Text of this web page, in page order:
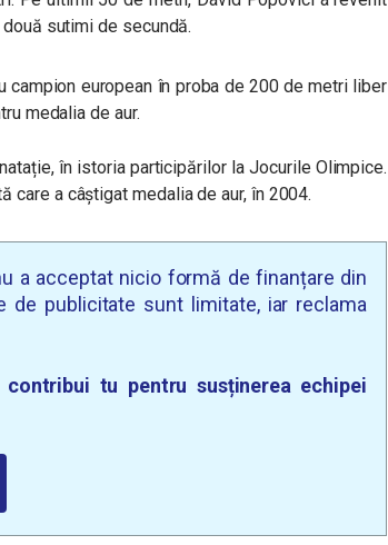
sutimi de secundă.
european în proba de 200 de metri liber
medalia de aur.
în istoria participărilor la Jocurile Olimpice.
care a câștigat medalia de aur, în 2004.
a acceptat nicio formă de finanțare din
de publicitate sunt limitate, iar reclama
tu pentru susținerea echipei